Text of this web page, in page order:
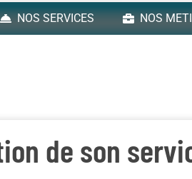
NOS SERVICES NOS
de son